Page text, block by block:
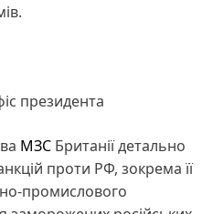
президента
МЗС Британії детально
проти РФ, зокрема її
промислового